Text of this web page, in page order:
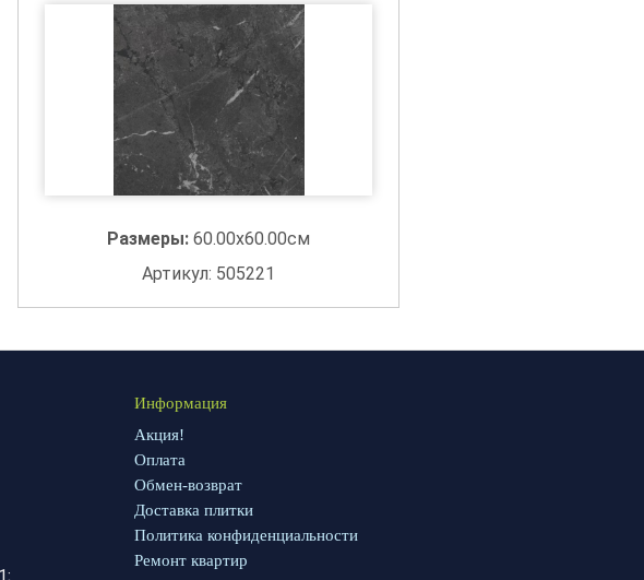
Размеры: 60.00x60.00см
Артикул: 505221
Информация
Акция!
Оплата
Обмен-возврат
Доставка плитки
Политика конфиденциальности
Ремонт квартир